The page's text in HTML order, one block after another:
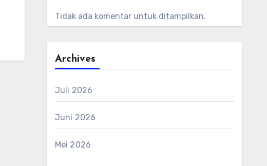
Tidak ada komentar untuk ditampilkan.
Archives
Juli 2026
Juni 2026
Mei 2026